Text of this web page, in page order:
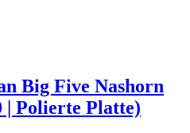
Big Five Nashorn
| Polierte Platte)